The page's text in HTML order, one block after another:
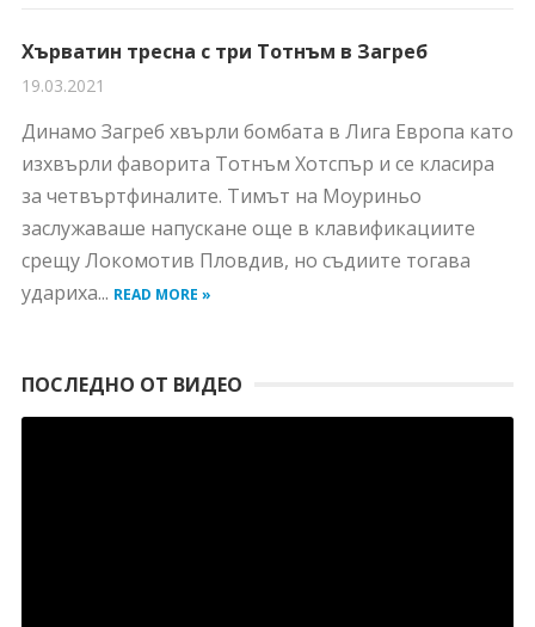
Хърватин тресна с три Тотнъм в Загреб
19.03.2021
Динамо Загреб хвърли бомбата в Лига Европа като
изхвърли фаворита Тотнъм Хотспър и се класира
за четвъртфиналите. Тимът на Моуриньо
заслужаваше напускане още в клавификациите
срещу Локомотив Пловдив, но съдиите тогава
удариха... READ MORE »
ПОСЛЕДНО ОТ ВИДЕО